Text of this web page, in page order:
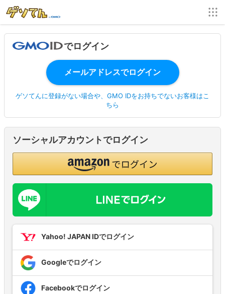
でログイン
ゲソてんに登録がない場合や、GMO IDをお持ちでないお客様はこ
ちら
ソーシャルアカウントでログイン
Yahoo! JAPAN IDでログイン
Googleでログイン
Facebookでログイン